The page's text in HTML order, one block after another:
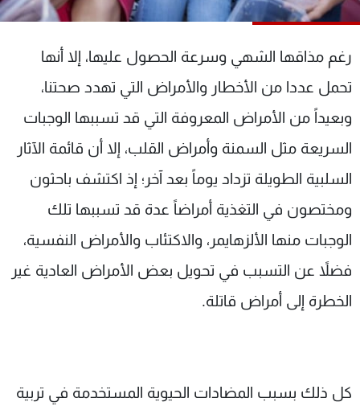
رغم مذاقها الشهي وسرعة الحصول عليها، إلا أنها
تحمل عددا من الأخطار والأمراض التي تهدد صحتنا،
وبعيداً من الأمراض المعروفة التي قد تسببها الوجبات
السريعة مثل السمنة وأمراض القلب، إلا أن قائمة الآثار
السلبية الطويلة تزداد يوماً بعد آخر؛ إذ اكتشف باحثون
ومختصون في التغذية أمراضاً عدة قد تسببها تلك
الوجبات منها الألزهايمر، والاكتئاب والأمراض النفسية،
فضلاً عن التسبب في تحويل بعض الأمراض العادية غير
الخطرة إلى أمراض قاتلة.
كل ذلك بسبب المضادات الحيوية المستخدمة في تربية
شاهد البرامج
عن MTV
الإنـتـاج
لاعلاناتكم
وظائف
تواصل معنا
شروط الإسـتخدام
سياسة الخصوصية